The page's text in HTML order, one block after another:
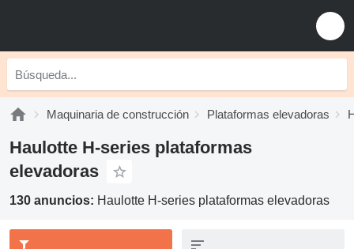
Maquinaria de construcción Plataformas elevadoras
Haulotte H-series plataformas
elevadoras
130 anuncios: Haulotte H-series plataformas elevadoras